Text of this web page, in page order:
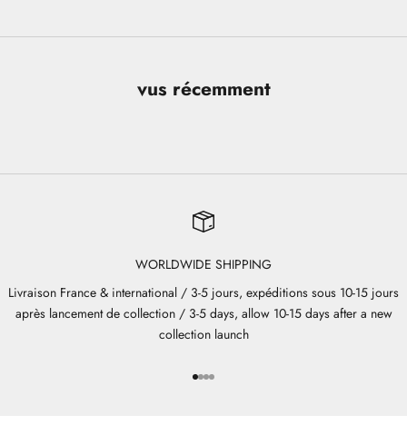
vus récemment
WORLDWIDE SHIPPING
Livraison France & international / 3-5 jours, expéditions sous 10-15 jours
après lancement de collection / 3-5 days, allow 10-15 days after a new
collection launch
Aller à l'élément 1
Aller à l'élément 2
Aller à l'élément 3
Aller à l'élément 4